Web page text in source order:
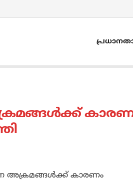
അക്രമങ്ങള്‍ക്ക് കാരണം